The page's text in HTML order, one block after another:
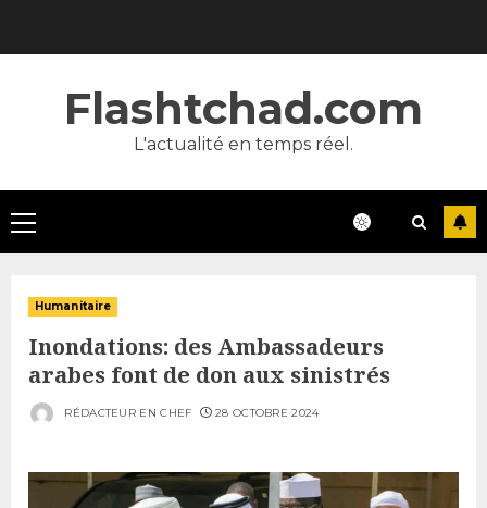
Flashtchad.com
L'actualité en temps réel.
Primary
Menu
Humanitaire
Inondations: des Ambassadeurs
arabes font de don aux sinistrés
RÉDACTEUR EN CHEF 28 OCTOBRE 2024